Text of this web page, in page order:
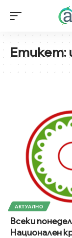
Етикет:
АКТУАЛНО
Всеки
Национален